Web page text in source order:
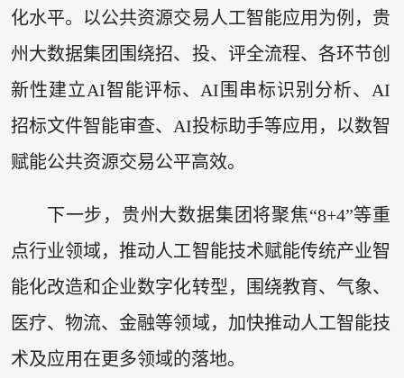
化水平。以公共资源交易人工智能应用为例，贵
州大数据集团围绕招、投、评全流程、各环节创
新性建立AI智能评标、AI围串标识别分析、AI
招标文件智能审查、AI投标助手等应用，以数智
赋能公共资源交易公平高效。
下一步，贵州大数据集团将聚焦“8+4”等重
点行业领域，推动人工智能技术赋能传统产业智
能化改造和企业数字化转型，围绕教育、气象、
医疗、物流、金融等领域，加快推动人工智能技
术及应用在更多领域的落地。